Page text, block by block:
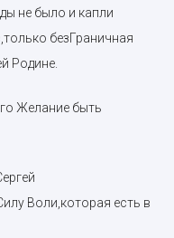
не было и капли
безГраничная
Родине.
Желание быть
Воли,которая есть в